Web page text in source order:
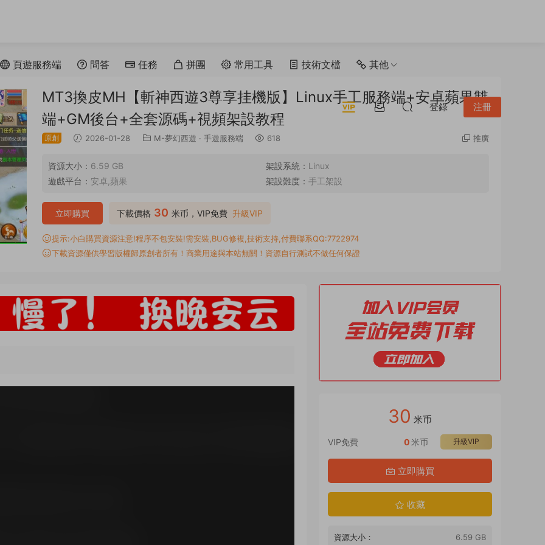
頁遊服務端 問答 任務 拼團 常用工具 技術文檔 其他
登錄 注冊
MT3換皮MH【斬神西遊3尊享挂機版】Linux手工服務端+安卓蘋果雙
端+GM後台+全套源碼+視頻架設教程
原創 2026-01-28 M-夢幻西遊 · 手遊服務端 618 推廣
資源大小： 6.59 GB 架設系統： Linux
遊戲平台： 安卓,蘋果 架設難度： 手工架設
下載價格 30 米币，VIP免費 升級VIP
立即購買
提示:小白購買資源注意!程序不包安裝!需安裝,BUG修複,技術支持,付費聯系QQ:7722974
下載資源僅供學習版權歸原創者所有！商業用途與本站無關！資源自行測試不做任何保證
30 米币
VIP免費 升級VIP
0米币
立即購買
收藏
資源大小： 6.59 GB